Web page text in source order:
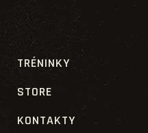
TRÉNINKY
STORE
KONTAKTY